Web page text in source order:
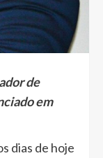
de
em
dias de hoje